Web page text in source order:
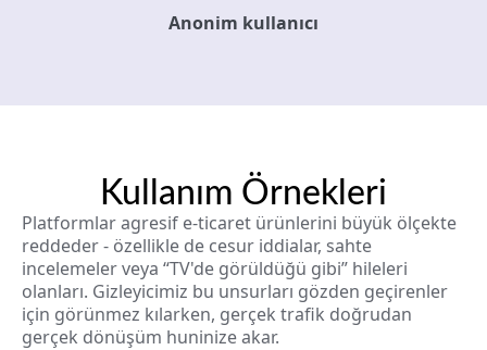
Anonim kullanıcı
Kullanım Örnekleri
Platformlar agresif e-ticaret ürünlerini büyük ölçekte
reddeder - özellikle de cesur iddialar, sahte
incelemeler veya “TV'de görüldüğü gibi” hileleri
olanları. Gizleyicimiz bu unsurları gözden geçirenler
için görünmez kılarken, gerçek trafik doğrudan
gerçek dönüşüm huninize akar.